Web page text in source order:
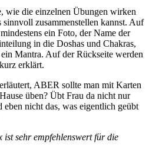
wie die einzelnen Übungen wirken
zusammenstellen kannst. Auf
ein Foto, der Name der
in die Doshas und Chakras,
Mantra. Auf der Rückseite werden
erklärt.
ABER sollte man mit Karten
üben? Übt Frau da nicht nur
eben nicht das, was eigentlich geübt
ist sehr empfehlenswert für die